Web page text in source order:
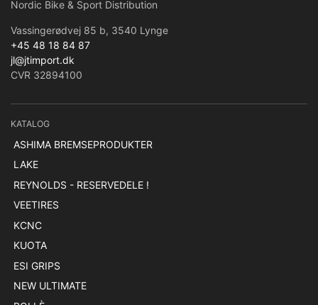
Nordic Bike & Sport Distribution
Vassingerødvej 85 b, 3540 Lynge
+45 48 18 84 87
jl@jtimport.dk
CVR 32894100
KATALOG
ASHIMA BREMSEPRODUKTER
LAKE
REYNOLDS - RESERVEDELE !
VEETIRES
KCNC
KUOTA
ESI GRIPS
NEW ULTIMATE